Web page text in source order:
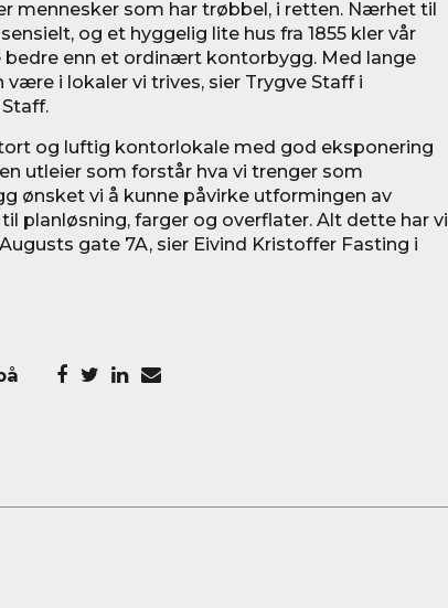
mennesker som har trøbbel, i retten. Nærhet til
og et hyggelig lite hus fra 1855 kler vår
enn et ordinært kontorbygg. Med lange
være i lokaler vi trives, sier Trygve Staff i
og luftig kontorlokale med god eksponering
utleier som forstår hva vi trenger som
ønsket vi å kunne påvirke utformingen av
planløsning, farger og overflater. Alt dette har vi
gate 7A, sier Eivind Kristoffer Fasting i